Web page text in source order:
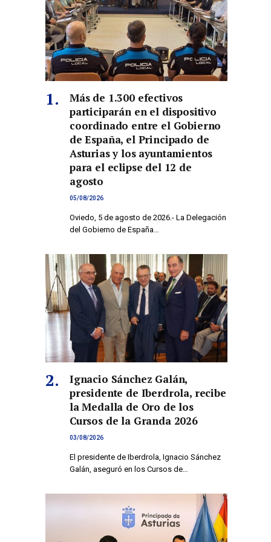
Más de 1.300 efectivos
participarán en el dispositivo
coordinado entre el Gobierno
de España, el Principado de
Asturias y los ayuntamientos
para el eclipse del 12 de
agosto
05/08/2026
Oviedo, 5 de agosto de 2026.- La Delegación
del Gobierno de España…
Ignacio Sánchez Galán,
presidente de Iberdrola, recibe
la Medalla de Oro de los
Cursos de la Granda 2026
03/08/2026
El presidente de Iberdrola, Ignacio Sánchez
Galán, aseguró en los Cursos de…